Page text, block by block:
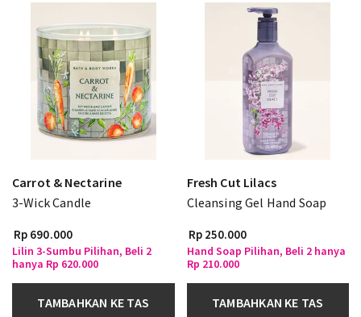
Carrot & Nectarine
3-Wick Candle
Rp 690.000
Lilin 3-Sumbu Pilihan, Beli 2
hanya Rp 620.000
TAMBAHKAN KE TAS
Fresh Cut Lilacs
Cleansing Gel Hand Soap
Rp 250.000
Hand Soap Pilihan, Beli 2 hanya
Rp 210.000
TAMBAHKAN KE TAS